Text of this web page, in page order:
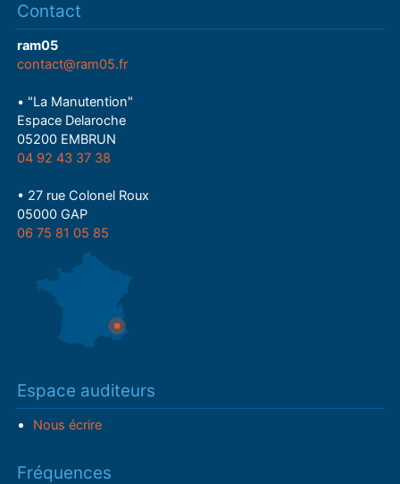
Contact
ram05
contact@ram05.fr
• "La Manutention"
Espace Delaroche
05200 EMBRUN
04 92 43 37 38
• 27 rue Colonel Roux
05000 GAP
06 75 81 05 85
Espace auditeurs
Nous écrire
Fréquences